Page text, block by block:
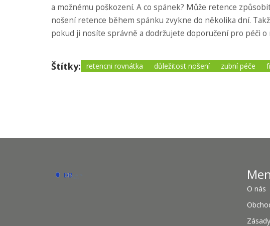
a možnému poškození. A co spánek? Může retence
nošení retence během spánku zvykne do několika dní.
pokud ji nosíte správně a dodržujete doporučení pro péči o
Štítky: retencni rovnátka důležitost nošení zubní péče
O nás